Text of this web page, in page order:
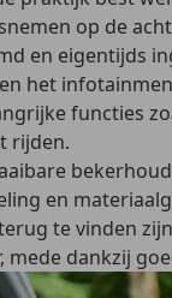
op de
en eigentijds
het
functies
rijden.
en
te vinden
dankzij